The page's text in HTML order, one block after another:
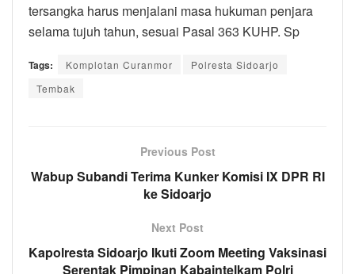
tersangka harus menjalani masa hukuman penjara
selama tujuh tahun, sesuai Pasal 363 KUHP. Sp
Tags: Komplotan Curanmor
Polresta Sidoarjo
Tembak
Previous Post
Wabup Subandi Terima Kunker Komisi IX DPR RI
ke Sidoarjo
Next Post
Kapolresta Sidoarjo Ikuti Zoom Meeting Vaksinasi
Serentak Pimpinan Kabaintelkam Polri